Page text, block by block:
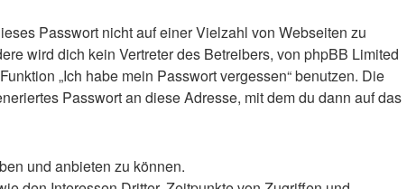
Passwort nicht auf einer Vielzahl von Webseiten zu
wird dich kein Vertreter des Betreibers, von phpBB Limited
„Ich habe mein Passwort vergessen“ benutzen. Die
Passwort an diese Adresse, mit dem du dann auf das
und anbieten zu können.